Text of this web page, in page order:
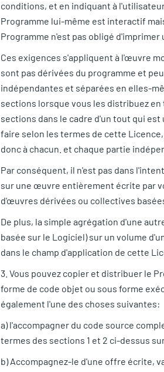
conditions, et en indiquant à
Programme lui-même est interactif
Programme n'est pas obligé d'imprimer
Ces exigences s'appliquent à l'œuvre
sont pas dérivées du programme et
indépendantes et séparées en elles-
sections lorsque vous les distribuez
sections dans le cadre d'un tout qui
faire selon les termes de cette
donc à chacun. et chaque partie
Par conséquent, il n'est pas dans
sur une œuvre entièrement écrite par
d'œuvres dérivées ou collectives
De plus, la simple agrégation d'une
basée sur le Logiciel) sur un volume
dans le champ d'application de cette
3. Vous pouvez copier et distribuer le
forme de code objet ou sous forme
également l'une des choses suivantes:
a) l'accompagner du code source
termes des sections 1 et 2 ci-dessus
b) Accompagnez-le d'une offre écrite,